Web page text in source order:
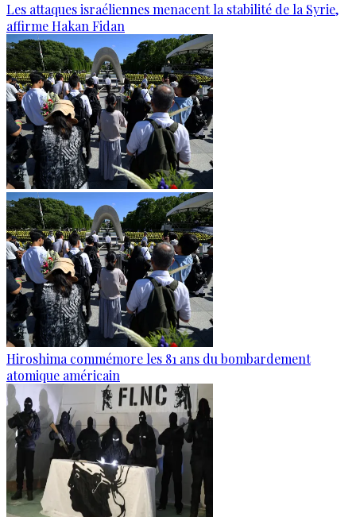
Les attaques israéliennes menacent la stabilité de la Syrie,
affirme Hakan Fidan
Hiroshima commémore les 81 ans du bombardement
atomique américain